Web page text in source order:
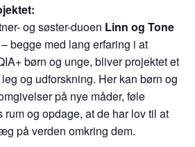
og søster-duoen Linn og Tone
– begge med lang erfaring i at
børn og unge, bliver projektet et
og udforskning. Her kan børn og
på nye måder, føle
og opdage, at de har lov til at
på verden omkring dem.